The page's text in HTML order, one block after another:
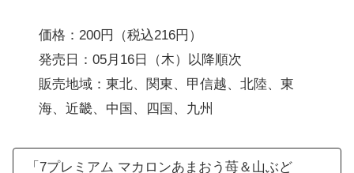
価格：200円（税込216円）
発売日：05月16日（木）以降順次
販売地域：東北、関東、甲信越、北陸、東
海、近畿、中国、四国、九州
「7プレミアム マカロンあまおう苺＆山ぶど